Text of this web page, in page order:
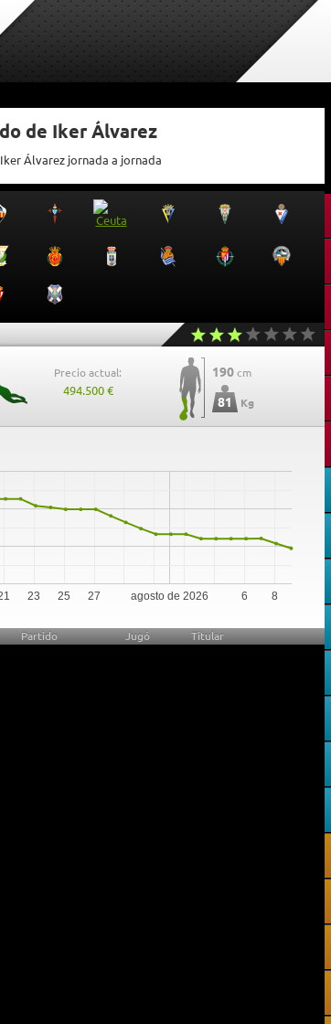
de Iker Álvarez
Álvarez jornada a jornada
Precio actual:
494.500 €
190 cm
81 Kg
agosto de 2026
23 25 27 6 8
Partido Jugó Titular